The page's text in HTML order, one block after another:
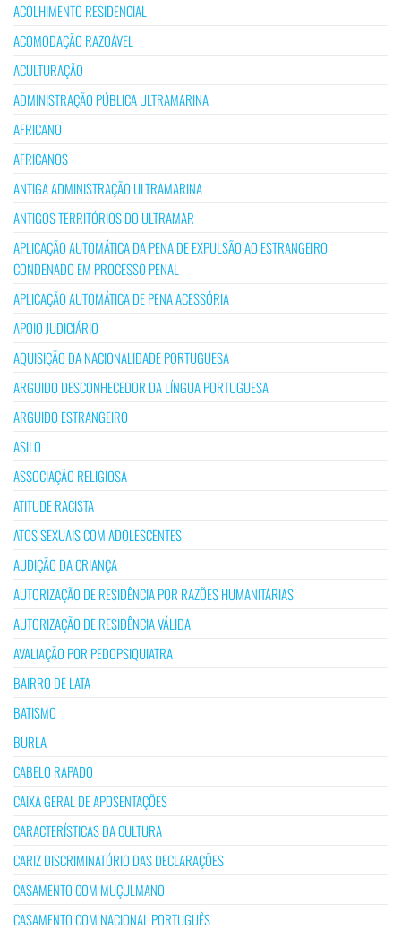
ACOLHIMENTO RESIDENCIAL
ACOMODAÇÃO RAZOÁVEL
ACULTURAÇÃO
ADMINISTRAÇÃO PÚBLICA ULTRAMARINA
AFRICANO
AFRICANOS
ANTIGA ADMINISTRAÇÃO ULTRAMARINA
ANTIGOS TERRITÓRIOS DO ULTRAMAR
APLICAÇÃO AUTOMÁTICA DA PENA DE EXPULSÃO AO ESTRANGEIRO
CONDENADO EM PROCESSO PENAL
APLICAÇÃO AUTOMÁTICA DE PENA ACESSÓRIA
APOIO JUDICIÁRIO
AQUISIÇÃO DA NACIONALIDADE PORTUGUESA
ARGUIDO DESCONHECEDOR DA LÍNGUA PORTUGUESA
ARGUIDO ESTRANGEIRO
ASILO
ASSOCIAÇÃO RELIGIOSA
ATITUDE RACISTA
ATOS SEXUAIS COM ADOLESCENTES
AUDIÇÃO DA CRIANÇA
AUTORIZAÇÃO DE RESIDÊNCIA POR RAZÕES HUMANITÁRIAS
AUTORIZAÇÃO DE RESIDÊNCIA VÁLIDA
AVALIAÇÃO POR PEDOPSIQUIATRA
BAIRRO DE LATA
BATISMO
BURLA
CABELO RAPADO
CAIXA GERAL DE APOSENTAÇÕES
CARACTERÍSTICAS DA CULTURA
CARIZ DISCRIMINATÓRIO DAS DECLARAÇÕES
CASAMENTO COM MUÇULMANO
CASAMENTO COM NACIONAL PORTUGUÊS